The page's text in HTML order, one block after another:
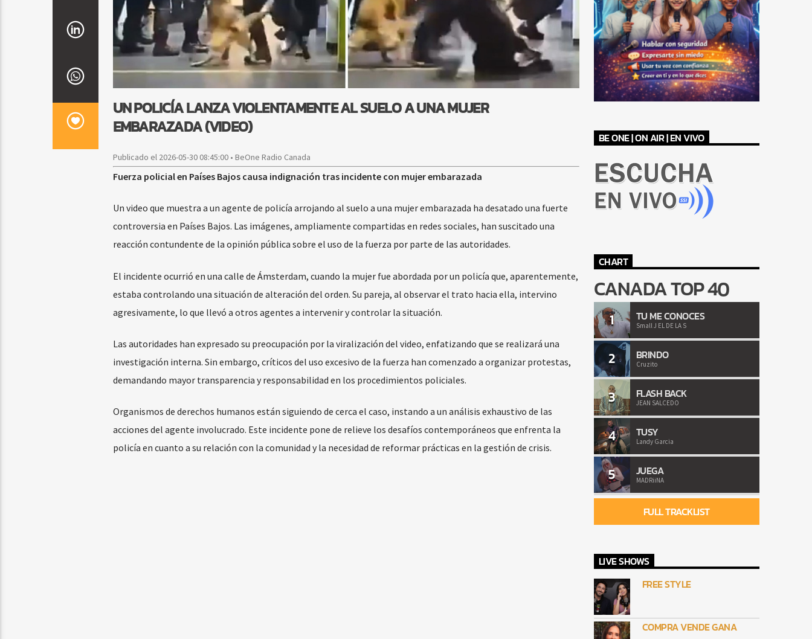
UN POLICÍA LANZA VIOLENTAMENTE AL SUELO A UNA MUJER
EMBARAZADA (VIDEO)
Publicado el 2026-05-30 08:45:00 • BeOne Radio Canada
Fuerza policial en Países Bajos causa indignación tras incidente con mujer embarazada
Un video que muestra a un agente de policía arrojando al suelo a una mujer embarazada ha desatado una fuerte
controversia en Países Bajos. Las imágenes, ampliamente compartidas en redes sociales, han suscitado una
reacción contundente de la opinión pública sobre el uso de la fuerza por parte de las autoridades.
El incidente ocurrió en una calle de Ámsterdam, cuando la mujer fue abordada por un policía que, aparentemente,
estaba controlando una situación de alteración del orden. Su pareja, al observar el trato hacia ella, intervino
agresivamente, lo que llevó a otros agentes a intervenir y controlar la situación.
Las autoridades han expresado su preocupación por la viralización del video, enfatizando que se realizará una
investigación interna. Sin embargo, críticos del uso excesivo de la fuerza han comenzado a organizar protestas,
demandando mayor transparencia y responsabilidad en los procedimientos policiales.
Organismos de derechos humanos están siguiendo de cerca el caso, instando a un análisis exhaustivo de las
acciones del agente involucrado. Este incidente pone de relieve los desafíos contemporáneos que enfrenta la
policía en cuanto a su relación con la comunidad y la necesidad de reformar prácticas en la gestión de crisis.
BE ONE | ON AIR | EN VIVO
CHART
CANADA TOP 40
1 TU ME CONOCES
Small J EL DE LA S
2 BRINDO
Cruzito
3 FLASH BACK
JEAN SALCEDO
4 TUSY
Landy Garcia
5 JUEGA
MADRiiNA
FULL TRACKLIST
LIVE SHOWS
FREE STYLE
COMPRA VENDE GANA